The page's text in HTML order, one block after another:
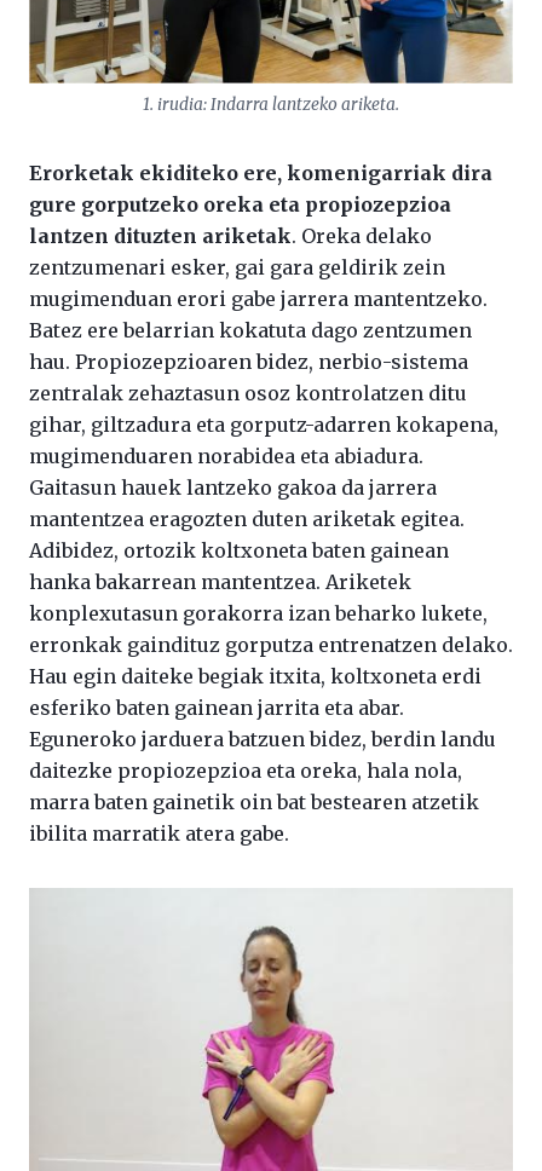
1. irudia: Indarra lantzeko ariketa.
Erorketak ekiditeko ere, komenigarriak dira
gure gorputzeko oreka eta propiozepzioa
lantzen dituzten ariketak. Oreka delako
zentzumenari esker, gai gara geldirik zein
mugimenduan erori gabe jarrera mantentzeko.
Batez ere belarrian kokatuta dago zentzumen
hau. Propiozepzioaren bidez, nerbio-sistema
zentralak zehaztasun osoz kontrolatzen ditu
gihar, giltzadura eta gorputz-adarren kokapena,
mugimenduaren norabidea eta abiadura.
Gaitasun hauek lantzeko gakoa da jarrera
mantentzea eragozten duten ariketak egitea.
Adibidez, ortozik koltxoneta baten gainean
hanka bakarrean mantentzea. Ariketek
konplexutasun gorakorra izan beharko lukete,
erronkak gaindituz gorputza entrenatzen delako.
Hau egin daiteke begiak itxita, koltxoneta erdi
esferiko baten gainean jarrita eta abar.
Eguneroko jarduera batzuen bidez, berdin landu
daitezke propiozepzioa eta oreka, hala nola,
marra baten gainetik oin bat bestearen atzetik
ibilita marratik atera gabe.